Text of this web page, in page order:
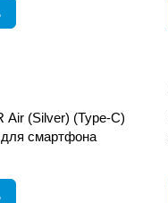
Air (Silver) (Type-C)
смартфона